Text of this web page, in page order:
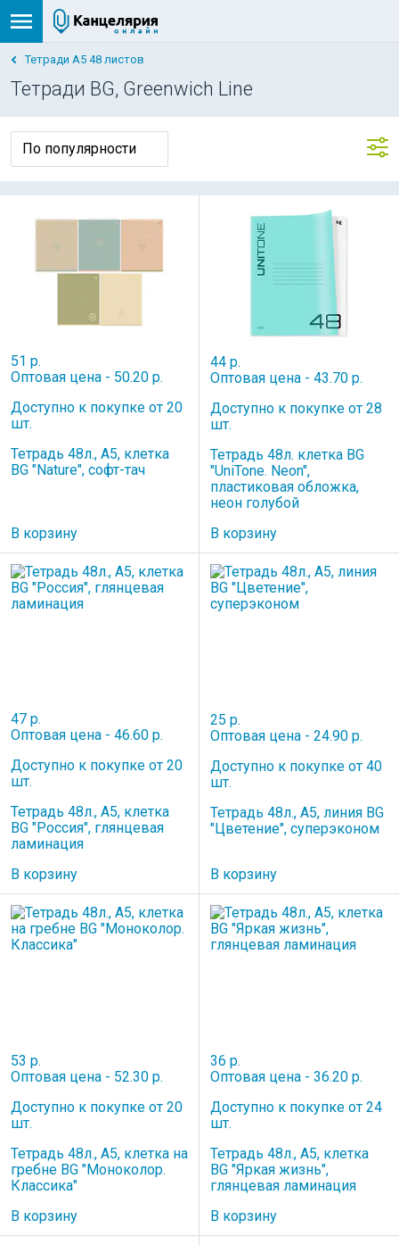
Тетради А5 48 листов
Тетради BG, Greenwich Line
51 р.
Оптовая цена - 50.20 р.
Доступно к покупке от 20
шт.
Тетрадь 48л., А5, клетка
BG "Nature", софт-тач
В корзину
44 р.
Оптовая цена - 43.70 р.
Доступно к покупке от 28
шт.
Тетрадь 48л. клетка BG
"UniTone. Neon",
пластиковая обложка,
неон голубой
В корзину
47 р.
Оптовая цена - 46.60 р.
Доступно к покупке от 20
шт.
Тетрадь 48л., А5, клетка
BG "Россия", глянцевая
ламинация
В корзину
25 р.
Оптовая цена - 24.90 р.
Доступно к покупке от 40
шт.
Тетрадь 48л., А5, линия BG
"Цветение", суперэконом
В корзину
53 р.
Оптовая цена - 52.30 р.
Доступно к покупке от 20
шт.
Тетрадь 48л., А5, клетка на
гребне BG "Моноколор.
Классика"
В корзину
36 р.
Оптовая цена - 36.20 р.
Доступно к покупке от 24
шт.
Тетрадь 48л., А5, клетка
BG "Яркая жизнь",
глянцевая ламинация
В корзину